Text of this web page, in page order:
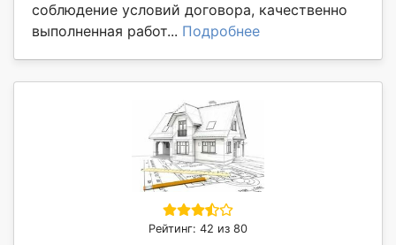
соблюдение условий договора, качественно
выполненная работ... Подробнее
Рейтинг: 42 из 80